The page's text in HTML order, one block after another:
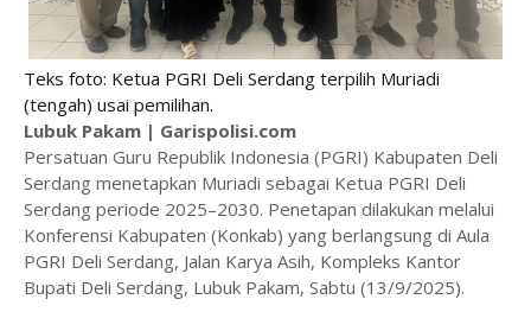
Teks foto: Ketua PGRI Deli Serdang terpilih Muriadi
(tengah) usai pemilihan.
Lubuk Pakam | Garispolisi.com
Persatuan Guru Republik Indonesia (PGRI) Kabupaten Deli
Serdang menetapkan Muriadi sebagai Ketua PGRI Deli
Serdang periode 2025–2030. Penetapan dilakukan melalui
Konferensi Kabupaten (Konkab) yang berlangsung di Aula
PGRI Deli Serdang, Jalan Karya Asih, Kompleks Kantor
Bupati Deli Serdang, Lubuk Pakam, Sabtu (13/9/2025).